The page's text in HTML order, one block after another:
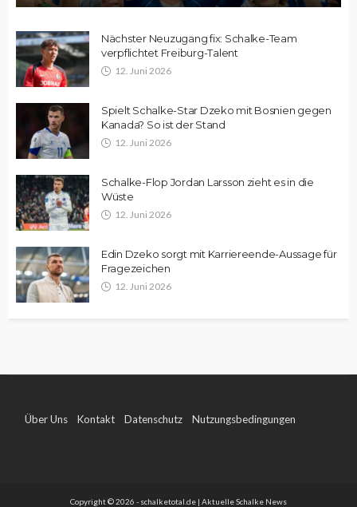
Nächster Neuzugang fix: Schalke-Team
verpflichtet Freiburg-Talent
12. Juni 2026
Spielt Schalke-Star Dzeko mit Bosnien gegen
Kanada? So ist der Stand
12. Juni 2026
Schalke-Flop Jordan Larsson zieht es in die
Wüste
12. Juni 2026
Edin Dzeko sorgt mit Karriereende-Aussage für
Fragezeichen
12. Juni 2026
Über Uns Kontakt Datenschutz Nutzungsbedingungen
Copyright © 2026 - schalketotal.de | Aktuelle Schalke News